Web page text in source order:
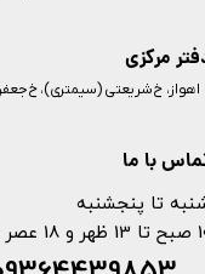
مرکزی
با ما
اهواز، خ شریعتی (سیمتری)، خ
تا پنجشنبه
تا 21 شب